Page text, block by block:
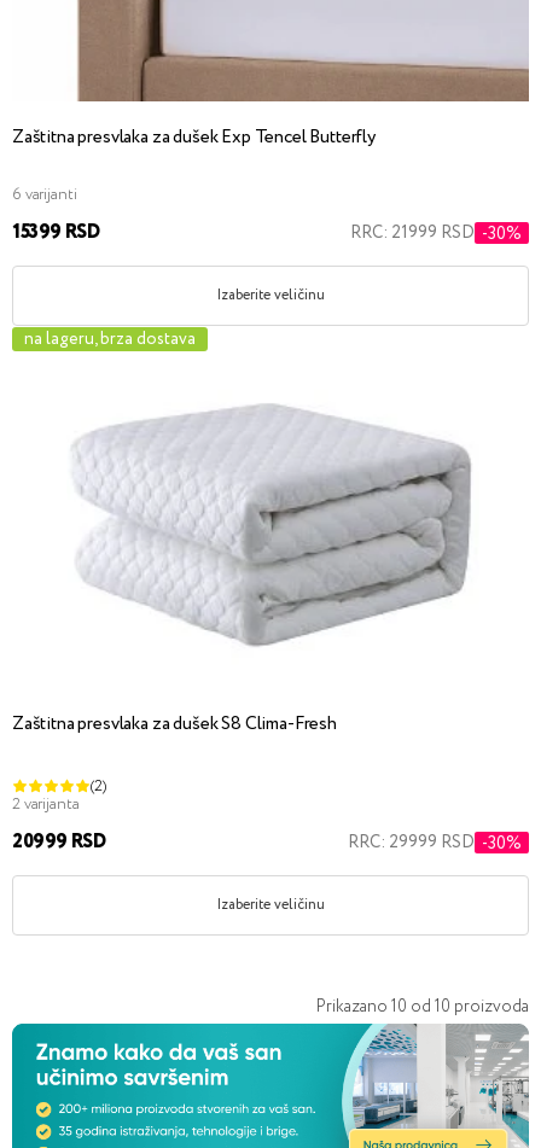
Zaštitna presvlaka za dušek Exp Tencel Butterfly
6 varijanti
15399 RSD RRC: 21999 RSD -30%
Izaberite veličinu
na lageru, brza dostava
Zaštitna presvlaka za dušek S8 Clima-Fresh
(2)
2 varijanta
20999 RSD RRC: 29999 RSD -30%
Izaberite veličinu
Prikazano 10 od 10 proizvoda